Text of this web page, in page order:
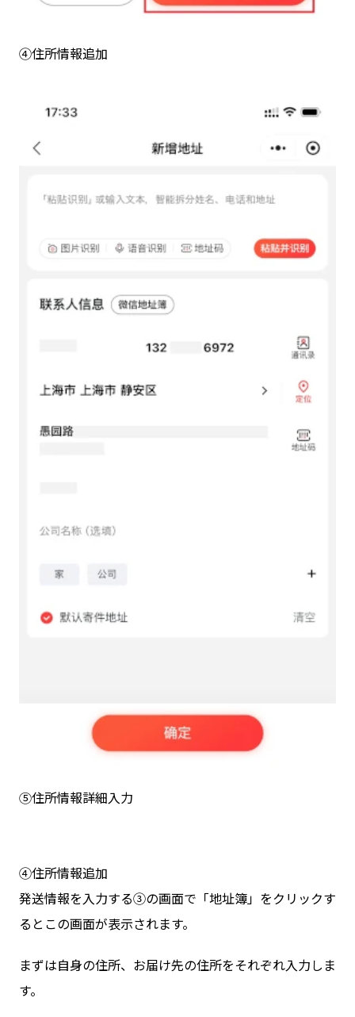
④住所情報追加
⑤住所情報詳細入力
④住所情報追加
発送情報を入力する③の画面で「地址簿」をクリックす
るとこの画面が表示されます。
まずは自身の住所、お届け先の住所をそれぞれ入力しま
す。